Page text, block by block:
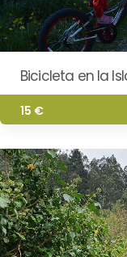
Bicicleta en la
15 €